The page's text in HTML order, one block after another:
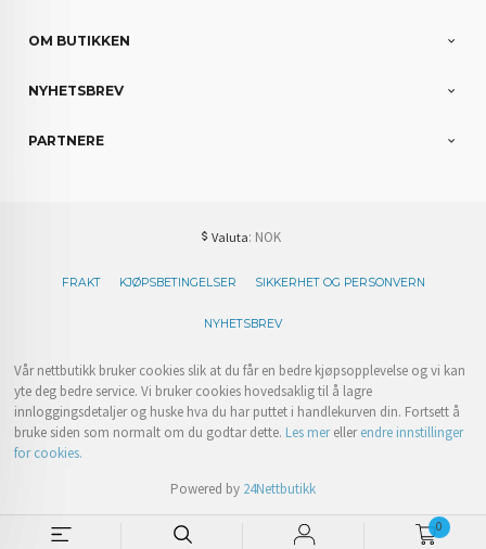
0
OM BUTIKKEN
NYHETSBREV
PARTNERE
Valuta: NOK
FRAKT KJØPSBETINGELSER SIKKERHET OG PERSONVERN
NYHETSBREV
Vår nettbutikk bruker cookies slik at du får en bedre kjøpsopplevelse og vi kan
yte deg bedre service. Vi bruker cookies hovedsaklig til å lagre
innloggingsdetaljer og huske hva du har puttet i handlekurven din. Fortsett å
bruke siden som normalt om du godtar dette. Les merellerendre innstillinger
for cookies.
Powered by 24Nettbutikk